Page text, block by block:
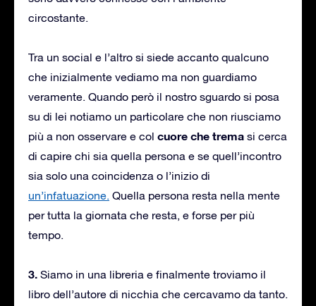
circostante.
Tra un social e l’altro si siede accanto qualcuno
che inizialmente vediamo ma non guardiamo
veramente. Quando però il nostro sguardo si posa
su di lei notiamo un particolare che non riusciamo
più a non osservare e col cuore che trema si cerca
di capire chi sia quella persona e se quell’incontro
sia solo una coincidenza o l’inizio di
un’infatuazione. Quella persona resta nella mente
per tutta la giornata che resta, e forse per più
tempo.
3. Siamo in una libreria e finalmente troviamo il
libro dell’autore di nicchia che cercavamo da tanto.